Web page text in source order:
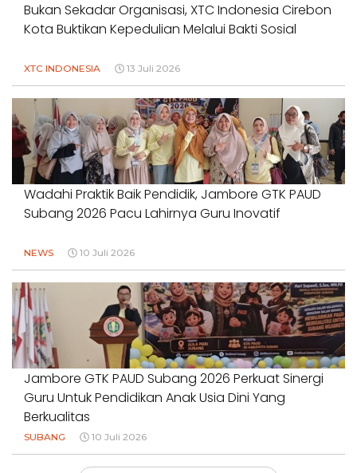
Bukan Sekadar Organisasi, XTC Indonesia Cirebon
Kota Buktikan Kepedulian Melalui Bakti Sosial
XTC INDONESIA 13 Juli 2026
Wadahi Praktik Baik Pendidik, Jambore GTK PAUD
Subang 2026 Pacu Lahirnya Guru Inovatif
NEWS 10 Juli 2026
Jambore GTK PAUD Subang 2026 Perkuat Sinergi
Guru Untuk Pendidikan Anak Usia Dini Yang
Berkualitas
SUBANG 10 Juli 2026